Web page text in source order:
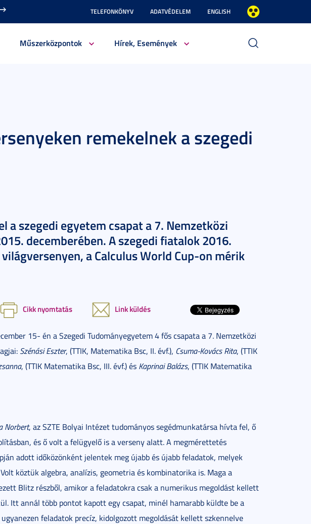
TELEFONKÖNYV ADATVÉDELEM ENGLISH
Műszerközpontok Hírek, Események
remekelnek a szegedi
a szegedi egyetem csapat a 7. Nemzetközi
decemberében. A szegedi fiatalok 2016.
a Calculus World Cup-on mérik
Cikk nyomtatás Link küldés
15- én a Szegedi Tudományegyetem 4 fős csapata a 7. Nemzetközi
Szénási Eszter, (TTIK, Matematika Bsc, II. évf.), Csuma-Kovács Rita, (TTIK
, (TTIK Matematika Bsc, III. évf.) és Kaprinai Balázs, (TTIK Matematika
Norbert, az SZTE Bolyai Intézet tudományos segédmunkatársa hívta fel, ő
és ő volt a felügyelő is a verseny alatt. A megmérettetés
adott időközönként jelentek meg újabb és újabb feladatok, melyek
köztük algebra, analízis, geometria és kombinatorika is. Maga a
Blitz részből, amikor a feladatokra csak a numerikus megoldást kellett
Itt annál több pontot kapott egy csapat, minél hamarabb küldte be a
feladatok precíz, kidolgozott megoldását kellett szkennelve